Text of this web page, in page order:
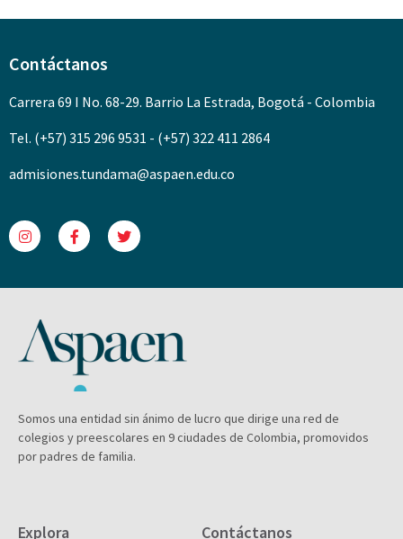
Contáctanos
Carrera 69 I No. 68-29. Barrio La Estrada, Bogotá - Colombia
Tel. (+57) 315 296 9531 - (+57) 322 411 2864
admisiones.tundama@aspaen.edu.co
Somos una entidad sin ánimo de lucro que dirige una red de
colegios y preescolares en 9 ciudades de Colombia, promovidos
por padres de familia.
Explora Contáctanos